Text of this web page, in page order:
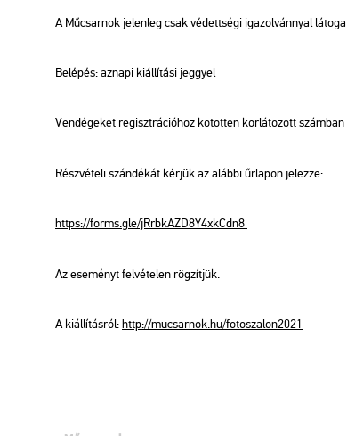
A Mű­csar­nok je­len­leg csak vé­dett­sé­gi iga­zol­vánnyal
Be­lé­pés: az­na­pi ki­ál­lí­tá­si jeggyel
Ven­dé­ge­ket re­giszt­rá­ci­ó­hoz kö­töt­ten kor­lá­to­zott
Rész­vé­te­li szán­dé­kát kér­jük az aláb­bi űr­la­pon je­lez­ze:
https://​forms.​gle/​jRr​bkAZ​D8Y4​xkCd​n8
Az ese­ményt fel­vé­te­len rög­zít­jük.
A ki­ál­lí­tás­ról:http://​mu­csar­nok.​hu/​fot​osza​lon2​021